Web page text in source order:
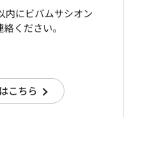
内にビバムサシオン
ください。
こちら